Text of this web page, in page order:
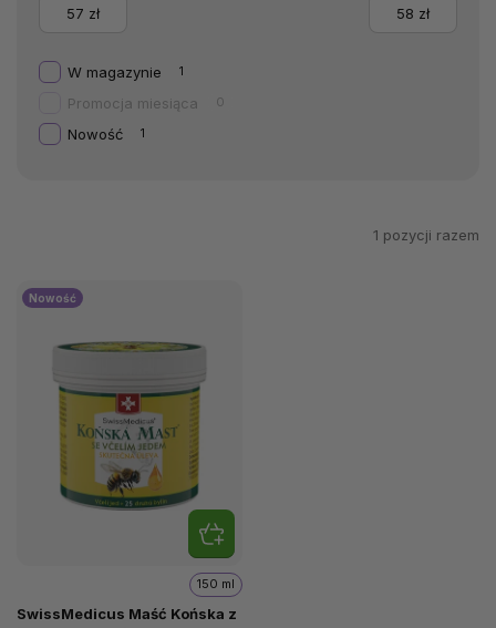
57 zł 58 zł
W magazynie 1
Promocja miesiąca 0
Nowość 1
1 pozycji razem
Nowość
SwissMedicus Maść Końska z
150 ml